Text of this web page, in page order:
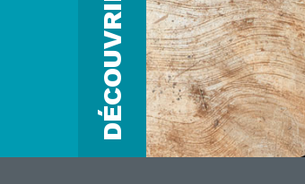
DÉCOUVRIR